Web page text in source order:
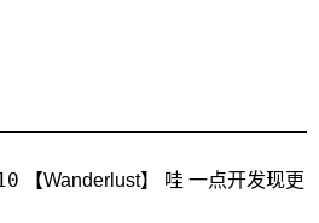
【Wanderlust】 哇 一点开发现更